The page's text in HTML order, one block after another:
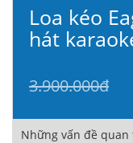
Loa kéo
hát
3.900.000đ
Những vấn đề